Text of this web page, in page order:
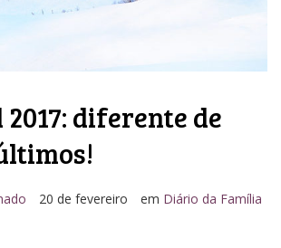
diferente de
20 de fevereiro em Diário da Família